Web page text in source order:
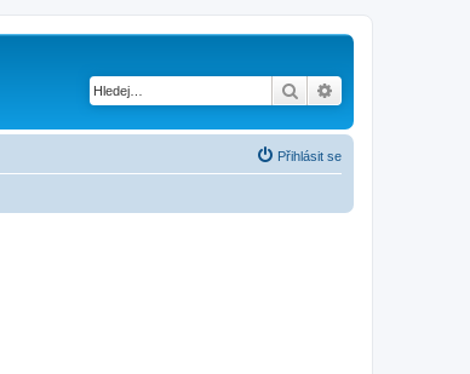
Hledat
Přihlásit se